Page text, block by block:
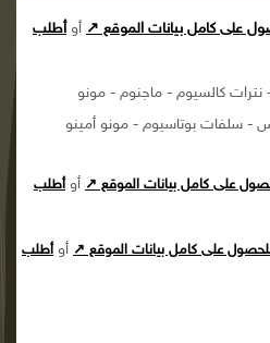
على كامل بيانات الموقع ↗ أوأطلب
نترات كالسيوم - ماجنوم - مونو
- سلفات بوتاسيوم - مونو أمينو
على كامل بيانات الموقع ↗ أوأطلب
على كامل بيانات الموقع ↗ أوأطلب